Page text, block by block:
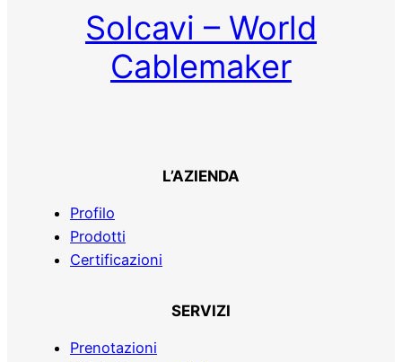
Solcavi – World
Cablemaker
L’AZIENDA
Profilo
Prodotti
Certificazioni
SERVIZI
Prenotazioni